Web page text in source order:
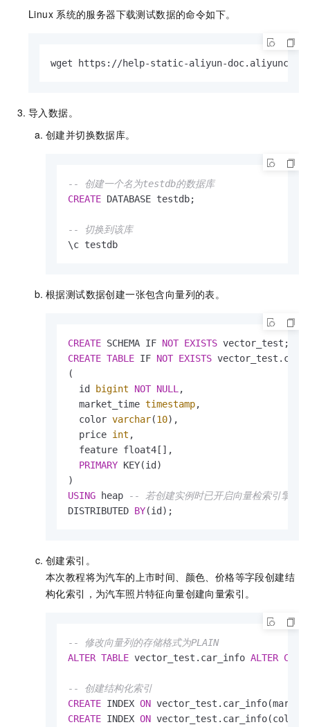
Linux 系统的服务器下载测试数据的命令如下。
wget https://help-static-aliyun-
导入数据。
创建并切换数据库。
-- 创建一个名为testdb的数据库
CREATE DATABASE testdb;
-- 切换到该库
\c testdb
根据测试数据创建一张包含向量列的表。
CREATE SCHEMA IF NOT EXISTS
CREATE TABLE IF NOT EXISTS
(
  id
bigint NOT NULL ,
  market_time
timestamp,
  color
varchar(10),
  price
int ,
  feature float4[],
PRIMARY KEY(id)
USING heap
-- 若创建实例时已开启向量检索引擎优
DISTRIBUTED BY(id);
创建索引。
本次教程将为汽车的上市时间、颜色、价格等字段创建结
构化索引，为汽车照片特征向量创建向量索引。
-- 修改向量列的存储格式为PLAIN
ALTER TABLE vector_test.car_info ALTER
-- 创建结构化索引
CREATE INDEX ON
CREATE INDEX ON